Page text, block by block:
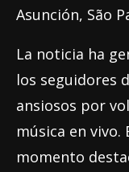
Asunción, São
La noticia ha
los seguidores
ansiosos por
música en vivo.
momento